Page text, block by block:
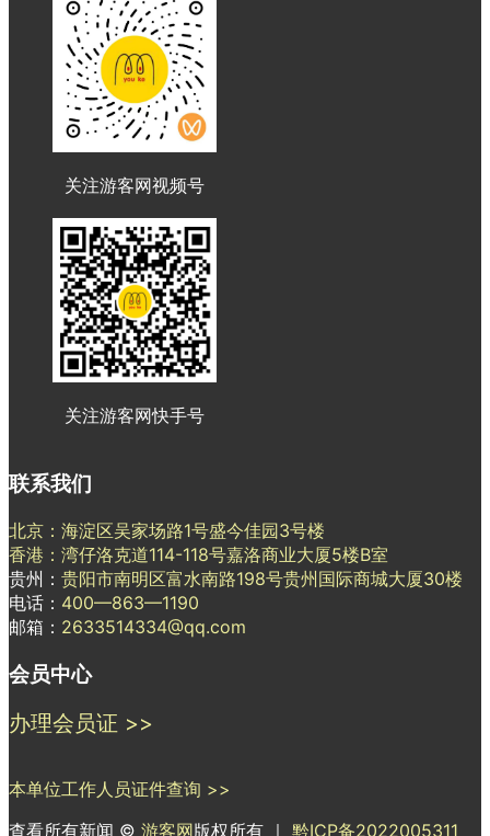
关注游客网视频号
关注游客网快手号
联系我们
北京：海淀区吴家场路1号盛今佳园3号楼
香港：湾仔洛克道114-118号嘉洛商业大厦5楼B室
贵州： 贵阳市南明区富水南路198号贵州国际商城大厦30楼
电话： 400—863—1190
邮箱： 2633514334@qq.com
会员中心
办理会员证 >>
本单位工作人员证件查询 >>
查看所有新闻 © 游客网版权所有 ｜ 黔ICP备2022005311